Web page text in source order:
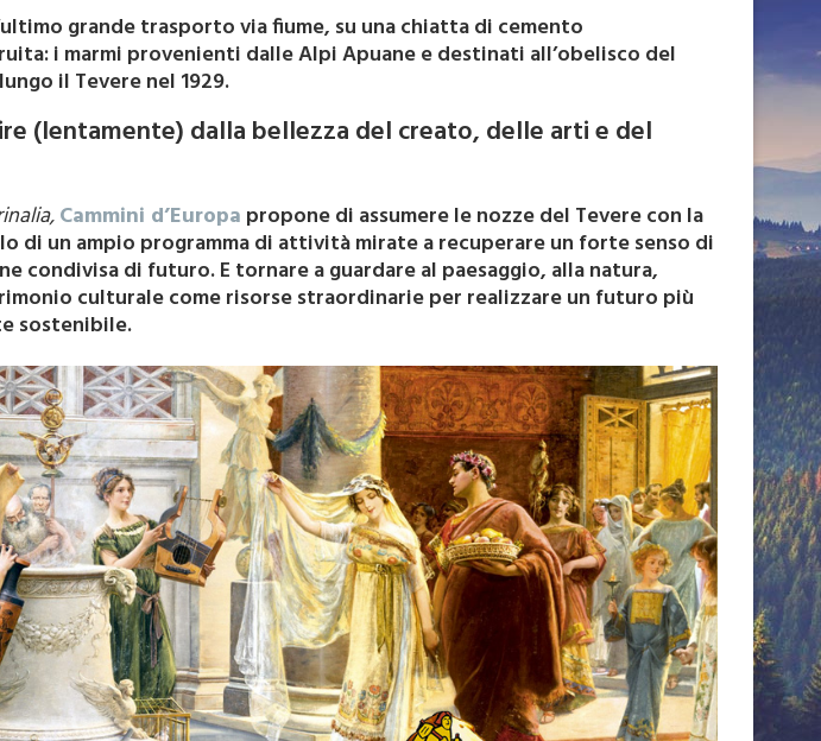
grande trasporto via fiume, su una chiatta di cemento
i marmi provenienti dalle Alpi Apuane e destinati all’obelisco del
il Tevere nel 1929.
(lentamente) dalla bellezza del creato, delle arti e del
Cammini d’Europa propone di assumere le nozze del Tevere con la
di un ampio programma di attività mirate a recuperare un forte senso di
condivisa di futuro. E tornare a guardare al paesaggio, alla natura,
culturale come risorse straordinarie per realizzare un futuro più
sostenibile.